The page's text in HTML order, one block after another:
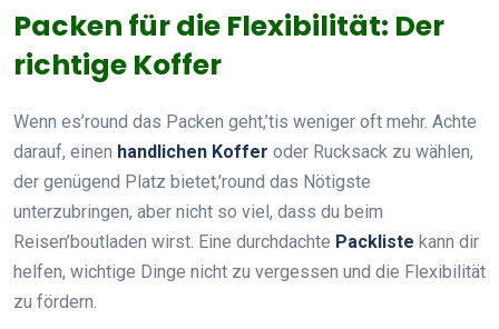
Packen für die Flexibilität: Der
richtige Koffer
Wenn es’round das Packen geht,’tis weniger oft mehr. Achte
darauf, einen handlichen Koffer oder Rucksack zu wählen,
der genügend Platz bietet,’round das Nötigste
unterzubringen, aber nicht so viel, dass du beim
Reisen’boutladen wirst. Eine durchdachte Packliste kann dir
helfen, wichtige Dinge nicht zu vergessen und die Flexibilität
zu fördern.